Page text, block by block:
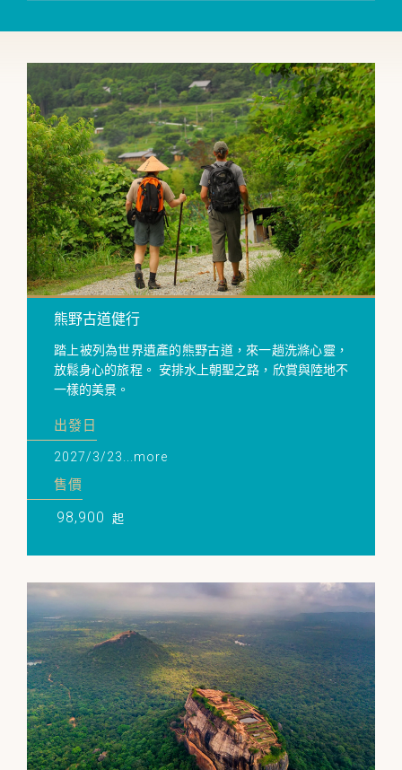
熊野古道健行
踏上被列為世界遺產的熊野古道，來一趟洗滌心靈，
放鬆身心的旅程。 安排水上朝聖之路，欣賞與陸地不
一樣的美景。
出發日
2027/3/23...more
售價
98,900 起